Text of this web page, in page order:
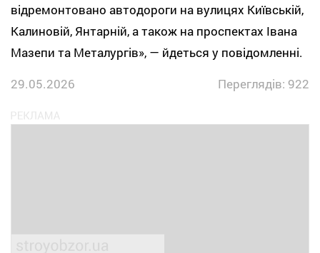
відремонтовано автодороги на вулицях Київській,
Калиновій, Янтарній, а також на проспектах Івана
Мазепи та Металургів», — йдеться у повідомленні.
29.05.2026
Переглядів: 922